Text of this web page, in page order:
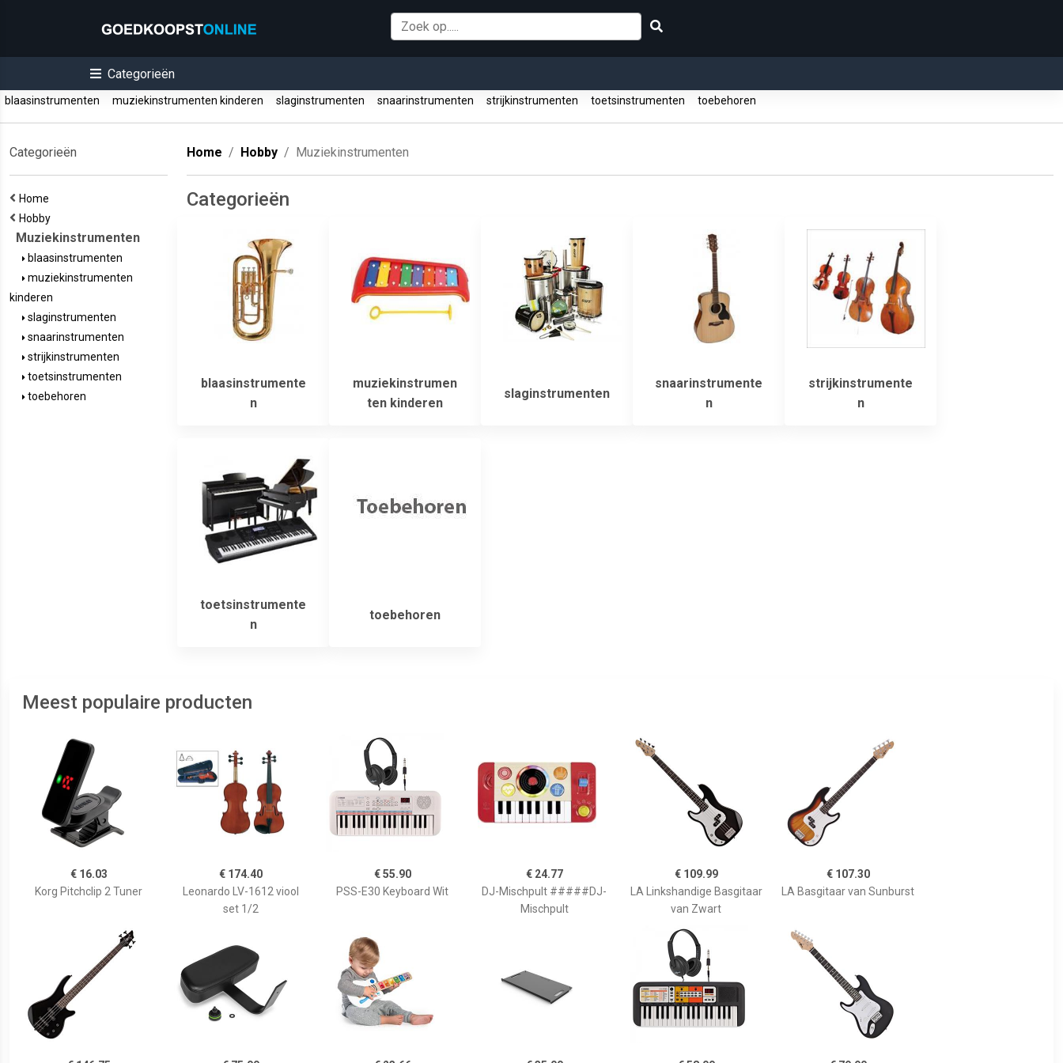
Categorieën
blaasinstrumenten muziekinstrumenten kinderen slaginstrumenten snaarinstrumenten strijkinstrumenten toetsinstrumenten toebehoren
Categorieën
Home
Hobby
Muziekinstrumenten
blaasinstrumenten
muziekinstrumenten
kinderen
slaginstrumenten
snaarinstrumenten
strijkinstrumenten
toetsinstrumenten
toebehoren
Home Hobby Muziekinstrumenten
Categorieën
blaasinstrumente
n
muziekinstrumen
ten kinderen
slaginstrumenten
snaarinstrumente
n
strijkinstrumente
n
toetsinstrumente
n
toebehoren
Meest populaire producten
€ 16.03
Korg Pitchclip 2 Tuner
€ 174.40
Leonardo LV-1612 viool
set 1/2
€ 55.90
PSS-E30 Keyboard Wit
€ 24.77
DJ-Mischpult #####DJ-
Mischpult
€ 109.99
LA Linkshandige Basgitaar
van Zwart
€ 107.30
LA Basgitaar van Sunburst